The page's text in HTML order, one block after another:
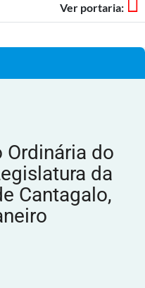
Ver portaria:
Ordinária do
da
Cantagalo,